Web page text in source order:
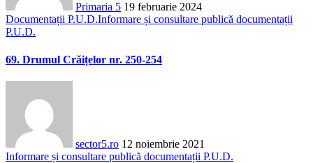
Primaria 5 19 februarie 2024
Documentații P.U.D.Informare și consultare publică documentații
P.U.D.
69. Drumul Crăițelor nr. 250-254
sector5.ro 12 noiembrie 2021
Informare și consultare publică documentații P.U.D.